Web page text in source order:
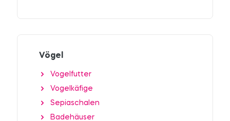
Vögel
Vogelfutter
Vogelkäfige
Sepiaschalen
Badehäuser